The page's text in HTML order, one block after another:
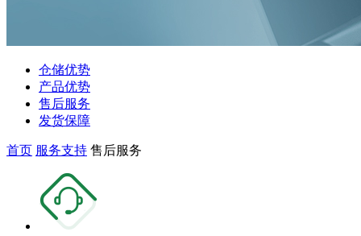
仓储优势
产品优势
售后服务
发货保障
首页 服务支持 售后服务